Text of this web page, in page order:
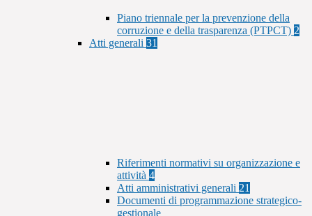
Piano triennale per la prevenzione della
corruzione e della trasparenza (PTPCT) 2
Atti generali 31
Riferimenti normativi su organizzazione e
attività 4
Atti amministrativi generali 21
Documenti di programmazione strategico-
gestionale